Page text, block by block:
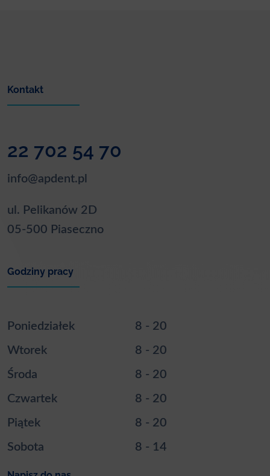
Kontakt
22 702 54 70
info@apdent.pl
ul. Pelikanów 2D
05-500 Piaseczno
Godziny pracy
Poniedziałek
8 - 20
Wtorek
8 - 20
Środa
8 - 20
Czwartek
8 - 20
Piątek
8 - 20
Sobota
8 - 14